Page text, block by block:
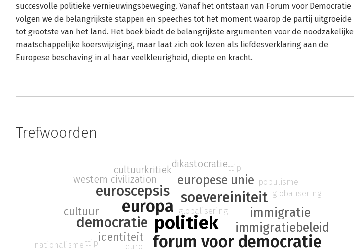
succesvolle politieke vernieuwingsbeweging. Vanaf het ontstaan van Forum voor Democratie
volgen we de belangrijkste stappen en speeches tot het moment waarop de partij uitgroeide
tot grootste van het land. Het boek biedt de belangrijkste argumenten voor de noodzakelijke
maatschappelijke koerswijziging, maar laat zich ook lezen als liefdesverklaring aan de
Europese beschaving in al haar veelkleurigheid, diepte en kracht.
Trefwoorden
politiek
europa
forum voor democratie
soevereiniteit
euroscepsis
democratie
europese unie
immigratie
immigratiebeleid
identiteit
cultuur
western civilization
cultuurkritiek
dikastocratie
globalisering
populisme
ttip
globalisering
euro
nationalisme
ttip